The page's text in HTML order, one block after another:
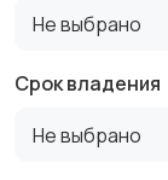
Не выбрано
Срок владения
Не выбрано